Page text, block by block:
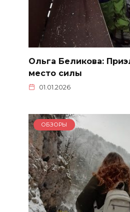
Ольга Беликова:
место силы
01.01.2026
ОБЗОРЫ